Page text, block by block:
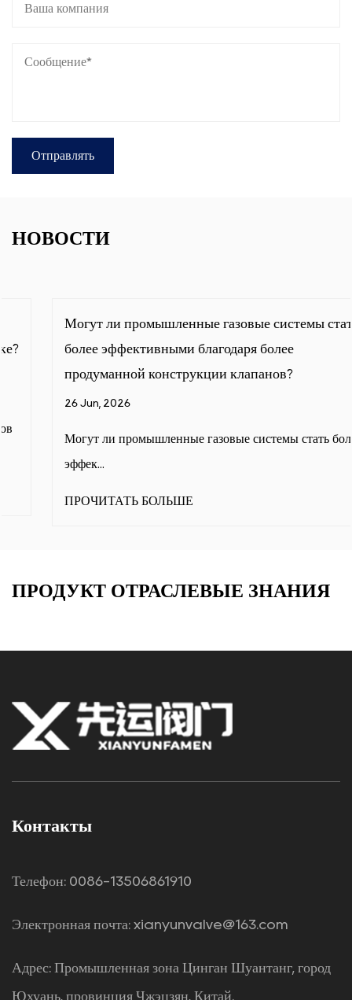
НОВОСТИ
Могут ли промышленные газовые системы стать
более эффективными благодаря более
продуманной конструкции клапанов?
26 Jun, 2026
Могут ли промышленные газовые системы стать более
ПРОЧИТАТЬ БОЛЬШЕ
ПРОДУКТ ОТРАСЛЕВЫЕ ЗНАНИЯ
Контакты
Телефон: 0086-13506861910
Электронная почта: xianyunvalve@163.com
Адрес: Промышленная зона Цинган Шуантанг, город
Юхуань, провинция Чжэцзян, Китай.